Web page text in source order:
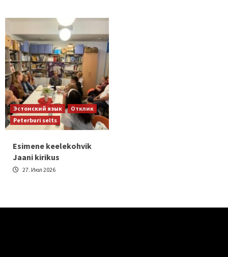
Эстонский язык
Отклик
Peterburi selts
Esimene keelekohvik
Jaani kirikus
27. Июл 2026